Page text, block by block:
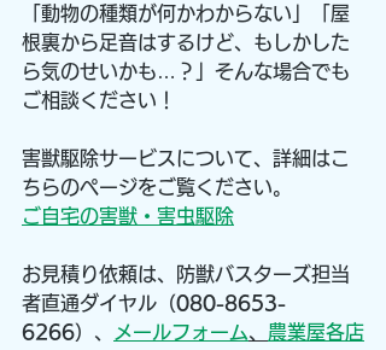
「動物の種類が何かわからない」「屋
根裏から足音はするけど、もしかした
ら気のせいかも…？」そんな場合でも
ご相談ください！
害獣駆除サービスについて、詳細はこ
ちらのページをご覧ください。
ご自宅の害獣・害虫駆除
お見積り依頼は、防獣バスターズ担当
者直通ダイヤル（080-8653-
6266）、 メールフォーム、 農業屋各店